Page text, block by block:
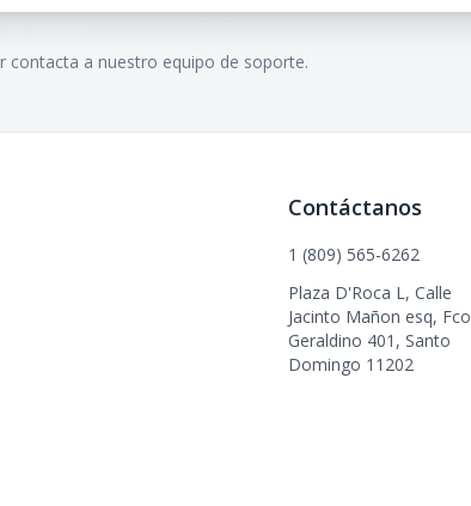
contacta a nuestro equipo de soporte.
Contáctanos
1 (809) 565-6262
Plaza D'Roca L, Calle
Jacinto Mañon esq, Fco
Geraldino 401, Santo
Domingo 11202